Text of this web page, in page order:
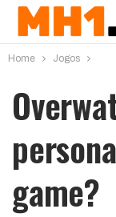
Home Jogos
game?